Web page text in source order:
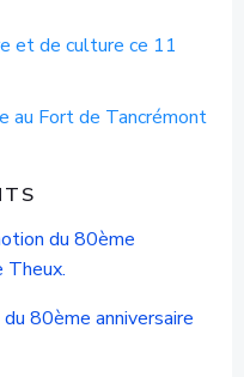
et de culture ce 11
au Fort de Tancrémont
du 80ème
Theux.
80ème anniversaire